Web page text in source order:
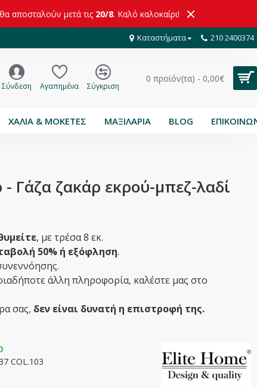
αποσταλούν μετά τις 20/8. Καλό καλοκαίρι!
Καταστήματα 210 2400374
Σύνδεση Αγαπημένα Σύγκριση
0 προϊόν(τα) - 0,00€
ΧΑΛΙΑ & ΜΟΚΕΤΕΣ ΜΑΞΙΛΑΡΙΑ BLOG
- Γάζα ζακάρ εκρού-μπεζ-λαδί
, με τρέσα 8 εκ.
50% ή εξόφληση.
άλλη πληροφορία, καλέστε μας στο
σας, δεν είναι δυνατή η επιστροφή της.
COL.103